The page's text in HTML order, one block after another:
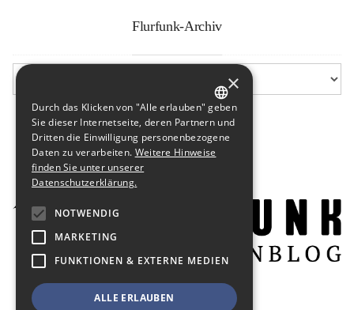
Flurfunk-Archiv
GERMAN
ENGLISH
×
Durch das Klicken von "Alle erlauben" geben
Sie dieser Internetseite, deren Partnern und
Dritten die Einwilligung personenbezogene
Daten zu verarbeiten. Weitere Hinweise
finden Sie unter unserer
Datenschutzerklärung.
NOTWENDIG
MARKETING
FUNKTIONEN & EXTERNE MEDIEN
ALLE ERLAUBEN